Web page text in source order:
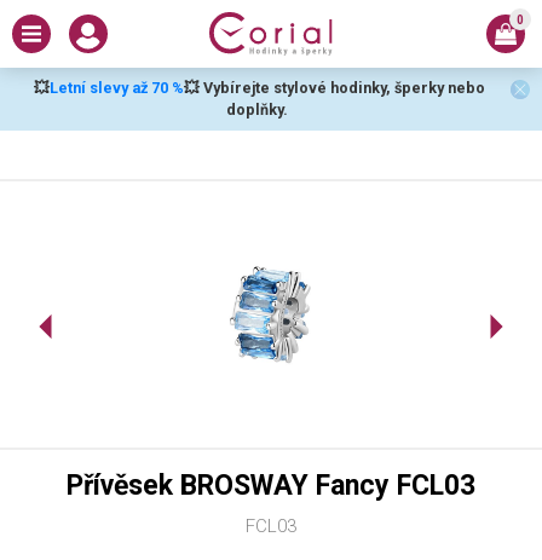
💥Letní slevy až 70 %💥 Vybírejte stylové hodinky, šperky nebo
doplňky.
0
FCL03
Přívěsek BROSWAY Fancy FCL03